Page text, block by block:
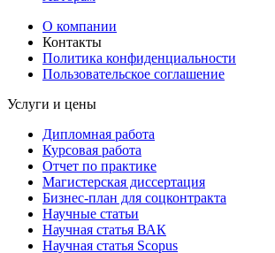
О компании
Контакты
Политика конфиденциальности
Пользовательское соглашение
Услуги и цены
Дипломная работа
Курсовая работа
Отчет по практике
Магистерская диссертация
Бизнес-план для соцконтракта
Научные статьи
Научная статья ВАК
Научная статья Scopus